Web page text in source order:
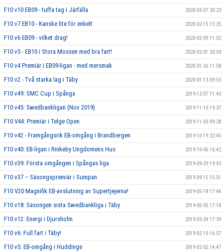
F10 v10 EB09 - tuffa tag i Järfälla 2020-03-07 20:23
F10 v7 EB10 - Kanske lite för enkelt 2020-02-15 15:25
F10 v6 EB09 - vilket drag! 2020-02-09 11:02
F10 v5 - EB10 i Stora Mossen med bra fart! 2020-02-01 20:03
F10 v4 Premiär i EB09-ligan - med mersmak 2020-01-26 11:58
F10 v2 - Två starka lag i Täby 2020-01-13 09:53
F10 v49: SMC Cup i Spånga 2019-12-07 11:43
F10 v45: Swedbankligan (Nov 2019) 2019-11-10 19:37
F10 V44: Premiär i Telge Open 2019-11-03 09:28
F10 v42 - Framgångsrik EB-omgång i Brandbergen 2019-10-19 22:45
F10 v40: EB-ligan i Rinkeby Ungdomens Hus 2019-10-06 16:42
F10 v39: Första omgången i Spångas liga 2019-09-29 19:43
F10 v37 – Säsongspremiär i Sumpan 2019-09-15 15:51
F10 V20 Magnifik EB-avslutning av Supertjejerna! 2019-05-18 17:44
F10 v18: Säsongen sista Swedbankliga i Täby 2019-05-05 17:18
F10 v12: Energi i Djursholm 2019-03-24 17:39
F10 v6: Full fart i Täby! 2019-02-10 16:57
F10 v5: EB-omgång i Huddinge 2019-02-02 14:47